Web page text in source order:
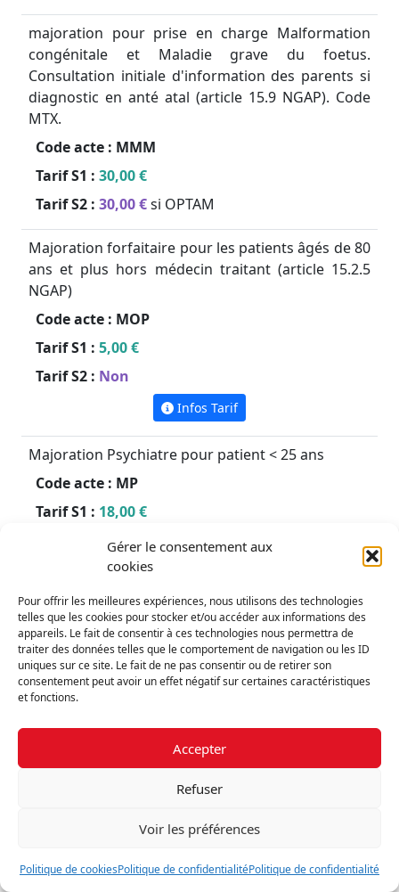
Gérer le consentement aux
cookies
Pour offrir les meilleures expériences, nous utilisons des technologies
telles que les cookies pour stocker et/ou accéder aux informations des
appareils. Le fait de consentir à ces technologies nous permettra de
traiter des données telles que le comportement de navigation ou les ID
uniques sur ce site. Le fait de ne pas consentir ou de retirer son
consentement peut avoir un effet négatif sur certaines caractéristiques
et fonctions.
Accepter
Refuser
Voir les préférences
Politique de cookiesPolitique de confidentialitéPolitique de confidentialité
majoration pour prise en charge Malformation
congénitale et Maladie grave du foetus.
Consultation initiale d'information des parents si
diagnostic en anté atal (article 15.9 NGAP). Code
MTX.
Code acte : MMM
Tarif S1 : 30,00 €
Tarif S2 : 30,00 €si OPTAM
Majoration forfaitaire pour les patients âgés de 80
ans et plus hors médecin traitant (article 15.2.5
NGAP)
Code acte : MOP
Tarif S1 : 5,00 €
Tarif S2 : Non
Infos Tarif
Majoration Psychiatre pour patient < 25 ans
Code acte : MP
Tarif S1 : 18,00 €
18,00 €Si OPTAM ou TO
TNF alpha. Initial. Pathologies précises. (article15.9
NGAP). Code MTX.
Code acte : MPB
Tarif S1 :30,00 €
majoration pour la consultation en présence
Psy et pédoPsy pour un enfant présentant une
pathologie psychiatrique grave (article 14-4 I
NGAP) (ALD non obligatoire)
Code acte :MPF